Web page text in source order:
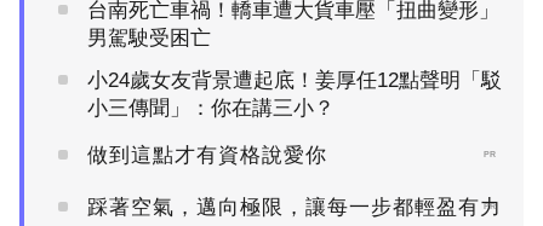
台南死亡車禍！轎車遭大貨車壓「扭曲變形」
男駕駛受困亡
小24歲女友背景遭起底！姜厚任12點聲明「駁
小三傳聞」：你在講三小？
做到這點才有資格說愛你 PR
踩著空氣，邁向極限，讓每一步都輕盈有力
PR